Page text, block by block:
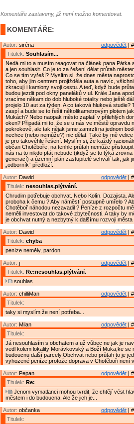
Komentáře zastaveny, již není možno komentovat.
KOMENTÁŘE:
odpovědět |
Autor: siréna
Titulek: Souhlasím...
Nedá mi to a musím reagovat na článek pana Pátka
a jen souhlasit. Co je to za řešení dělat průtah
Co se tím vyřeší? Myslím si, že dnes města
toho, aby jim centrem projížděla auta a navíc,
zkracují i kamiony svoji cestu. A teď, když bude
budou jezdit pod okny paneláků v ul. Krále Jana
vracíme někam do dob hluboké totality nebo ještě
projelo 10 aut za týden. A co taková hluková studie?
zaspí a bude se to řešit několikametrovým plotem
Mukách? Nebo naopak město zaplatí v přilehlých
oken? Připadá mi to, že se u nás ve městě opravdu
pokrokově, ale tak nějak jsme zamrzli na jednom
nechce (nebo nemůže?) nic dělat. Také by mě
je pro takovéhle řešení. Myslím si, že každý
občan Chotěboře, na tenhle průtah nemůže
nás na to nikdo ptát nebude (ikdyž se to týká
generací) a územní plán zastupitelé schválí tak, jak
„odborník“ předloží.
odpovědět |
Autor: Dawid
Titulek: nesouhlas.plýtvání.
Chrudim potřebuje obchvat. Nebo Kolín. Dozajista.
proboha k čemu ? Aby náměstí postupně umřelo ?
Chotěboř náhodou nezavadil ? Peníze z rozpočtu
neměli investovat do takové zbytečnosti. A taky by
je obchvat nutný a nezbytný k dalšímu rozvoji města
odpovědět |
Autor: Dawid
Titulek: chyba
peníze neměly, pardon
odpovědět |
Autor: j
Titulek: Re:nesouhlas.plýtvání.
souhlas
odpovědět |
Autor: chilliMan
Titulek:
taky si myslím že není potřeba...
odpovědět |
Autor: Milan
Titulek:
Já nesouhlasím s obchatem a už vůbec ne jak je
vedl kolem lokality Morávkovský a Boží Muka,ke se
budoucnu další parcely.Obchvat nebo průtah to je
vyhozené peníze,protože doprava v Chotěboři není
odpovědět |
Autor: Pepan
Titulek: Re:
Jenom vymatlanci mohou tvrdit, že chtějí vést
městem i do budoucna. Ale že jich je...
odpovědět |
Autor: občanka
Titulek: